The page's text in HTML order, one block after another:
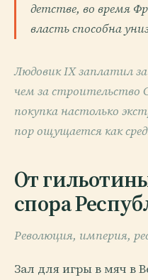
детстве, во время
власть способна
Людовик IX заплатил
чем за строительство
покупка настолько
пор ощущается как
От
спора
Революция, империя,
Зал для игры в мяч в